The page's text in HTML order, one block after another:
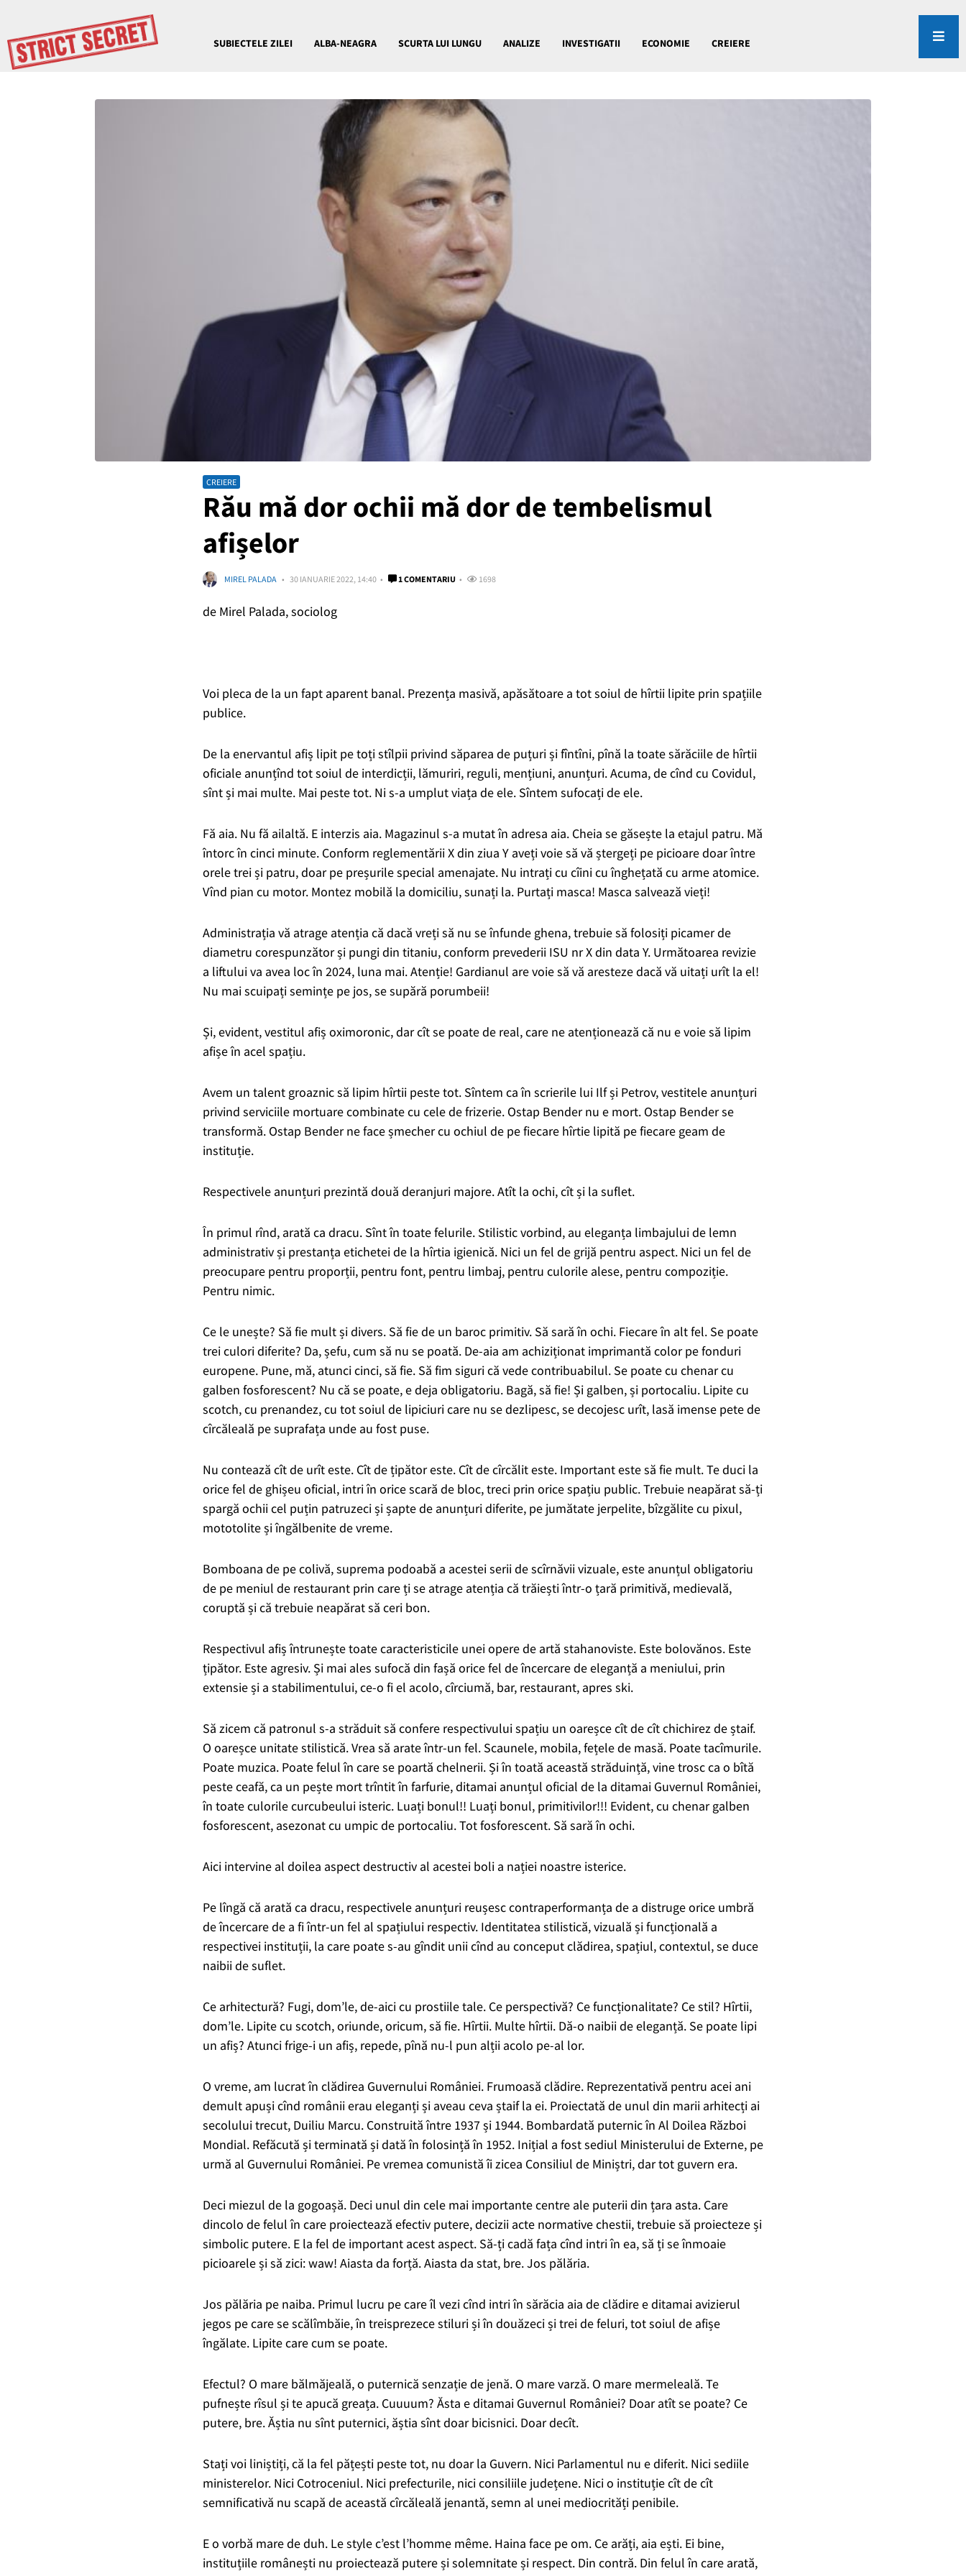
SUBIECTELE ZILEI ALBA-NEAGRA SCURTA LUI LUNGU ANALIZE INVESTIGATII ECONOMIE CREIERE
CREIERE
Rău mă dor ochii mă dor de tembelismul
afișelor
MIREL PALADA 30 IANUARIE 2022, 14:40 1 COMENTARIU 1698
de Mirel Palada, sociolog
Voi pleca de la un fapt aparent banal. Prezența masivă, apăsătoare a tot soiul de hîrtii lipite prin spațiile
publice.
De la enervantul afiș lipit pe toți stîlpii privind săparea de puțurișifîntîni, pînă la toate sărăciile de hîrtii
oficiale anunțînd tot soiul de interdicții, lămuriri, reguli, mențiuni, anunțuri. Acuma, de cînd cu Covidul,
sînt și mai multe. Mai peste tot. Ni s-a umplut viața de ele. Sîntem sufocați de ele.
Fă aia. Nu fă ailaltă. E interzis aia. Magazinul s-a mutat în adresa aia. Cheia se găsește la etajul patru. Mă
întorc în cinci minute. Conform reglementării X din ziua Y aveți voie să vă ștergeți pe picioare doar între
orele trei și patru, doar pe preșurile special amenajate. Nu intrați cu cîini cu înghețată cu arme atomice.
Vînd pian cu motor. Montez mobilă la domiciliu, sunați la. Purtați masca! Masca salvează vieți!
Administrația vă atrage atenția că dacă vreți să nu se înfunde ghena, trebuie să folosiți picamer de
diametru corespunzătorși pungi din titaniu, conform prevederii ISU nr X din data Y. Următoarea revizie
a liftului va avea loc în 2024, luna mai.Atenție! Gardianul are voie să vă aresteze dacă vă uitați urît la el!
Nu mai scuipați semințe pe jos, se supără porumbeii!
Și, evident, vestitul afiș oximoronic, dar cît se poate de real, care ne atenționează că nu e voie să lipim
afișe în acel spațiu.
Avem un talent groaznic să lipim hîrtii peste tot. Sîntem caîn scrierile lui Ilf și Petrov,vestitele anunțuri
privind serviciile mortuare combinate cu cele de frizerie. Ostap Bender nu e mort. Ostap Bender se
transformă. Ostap Bender ne faceșmechercu ochiul de pe fiecare hîrtie lipită pe fiecare geam de
instituție.
Respectivele anunțuri prezintă două deranjuri majore. Atît la ochi, cît și la suflet.
În primul rînd, arată ca dracu. Sînt în toate felurile. Stilistic vorbind, au eleganța limbajului de lemn
administrativ și prestanța etichetei de la hîrtia igienică. Nici un fel de grijă pentru aspect. Nici un fel de
preocupare pentru proporții, pentru font, pentru limbaj, pentru culorile alese, pentru compoziție.
Pentru nimic.
Ce le unește? Să fie mult și divers. Să fie de un baroc primitiv. Să sară în ochi. Fiecare în alt fel. Se poate
trei culori diferite? Da, șefu, cum să nu se poată. De-aia am achiziționat imprimantă color pe fonduri
europene. Pune, mă, atunci cinci, să fie. Să fim siguri că vede contribuabilul. Se poate cu chenar cu
galben fosforescent? Nu că se poate, e deja obligatoriu. Bagă, să fie! Și galben, și portocaliu. Lipite cu
scotch, cu prenandez, cu tot soiul de lipiciuri care nu se dezlipesc, se decojesc urît, lasă imense pete de
cîrcăleală pe suprafața unde au fost puse.
Nu contează cît de urît este. Cît de țipător este. Cît de cîrcălit este. Important este să fie mult. Te duci la
orice fel de ghișeu oficial, intri în orice scară de bloc, treci prin orice spațiu public. Trebuie neapărat să-ți
spargă ochii cel puțin patruzeci și șapte de anunțuri diferite, pe jumătate jerpelite, bîzgălite cu pixul,
mototolite și îngălbenite de vreme.
Bomboana de pe colivă, suprema podoabă a acestei serii de scîrnăvii vizuale, este anunțul obligatoriu
de pe meniul de restaurant prin care ți se atrage atenția că trăiești într-o țară primitivă, medievală,
coruptă și că trebuie neapărat să ceri bon.
Respectivul afiș întrunește toate caracteristicile unei opere de artă stahanoviste. Este bolovănos. Este
țipător. Este agresiv. Și mai ales sufocă din fașă orice fel de încercare de eleganță a meniului, prin
extensieși a stabilimentului,ce-o fi el acolo,cîrciumă, bar, restaurant, apres ski.
Să zicem că patronul s-a străduit să confere respectivului spațiu un oareșce cît de cît chichirez de ștaif.
O oareșce unitate stilistică.Vrea să arate într-un fel. Scaunele, mobila, fețele de masă. Poate tacîmurile.
Poate muzica. Poate felul în care se poartă chelnerii. Și în toată această străduință, vine trosc ca o bîtă
peste ceafă, ca un pește mort trîntit în farfurie, ditamai anunțul oficial de la ditamai Guvernul României,
în toate culorile curcubeului isteric. Luați bonul!! Luați bonul, primitivilor!!! Evident, cu chenar galben
fosforescent, asezonat cu umpic de portocaliu. Tot fosforescent. Să sară în ochi.
Aici intervine al doilea aspect destructiv al acestei boli a nației noastre isterice.
Pe lîngă că arată ca dracu, respectivele anunțuri reușesc contraperformanța de a distruge orice umbră
de încercare de a fiîntr-un fel al spațiului respectiv. Identitatea stilistică, vizuală și funcțională a
respectivei instituții, la care poate s-au gîndit unii cînd au conceput clădirea,spațiul, contextul,se duce
naibii de suflet.
Ce arhitectură? Fugi, dom’le, de-aici cu prostiile tale. Ce perspectivă? Ce funcționalitate? Ce stil? Hîrtii,
dom’le. Lipite cu scotch, oriunde, oricum, să fie. Hîrtii. Multe hîrtii. Dă-o naibii de eleganță. Se poate lipi
un afiș? Atunci frige-i un afiș, repede, pînă nu-l pun alții acolo pe-al lor.
O vreme, am lucrat în clădirea Guvernului României. Frumoasă clădire. Reprezentativă pentru acei ani
demult apușicînd românii erau eleganți și aveau ceva ștaif la ei. Proiectată de unul din marii arhitecți ai
secolului trecut, Duiliu Marcu. Construită între 1937 și 1944. Bombardată puternic în Al Doilea Război
Mondial. Refăcută și terminată și dată în folosință în 1952. Inițial a fost sediul Ministerului de Externe, pe
urmă al Guvernului României. Pe vremea comunistă îi zicea Consiliul de Miniștri, dar tot guvern era.
Deci miezul de la gogoașă. Deci unul din cele mai importante centre ale puterii din țara asta. Care
dincolo de felul în care proiectează efectiv putere,decizii acte normative chestii,trebuie să proiecteze și
simbolic putere. E la fel de important acest aspect. Să-ți cadă fața cînd intri în ea, să ți se înmoaie
picioarele și să zici: waw! Aiasta da forță. Aiasta da stat, bre. Jos pălăria.
Jos pălăria pe naiba. Primul lucru pe care îl vezi cînd intri în sărăcia aia de clădire e ditamai avizierul
jegos pe care se scălîmbăie, în treisprezece stiluri și în douăzeci și trei de feluri, tot soiul de afișe
îngălate. Lipite care cum se poate.
Efectul? O mare bălmăjeală, o puternică senzație de jenă. O mare varză. O mare mermeleală.Te
pufnește rîsul și te apucă greața. Cuuuum? Ăsta e ditamai Guvernul României? Doar atît se poate? Ce
putere, bre. Ăștia nu sînt puternici, ăștia sînt doar bicisnici. Doar decît.
Stați voi liniștiți, că la fel pățești peste tot, nu doar la Guvern. Nici Parlamentul nu e diferit. Nici sediile
ministerelor. Nici Cotroceniul. Nici prefecturile, nici consiliile județene. Nici o instituție cît de cît
semnificativă nu scapă de această cîrcăleală jenantă, semn al unei mediocrități penibile.
E o vorbă mare de duh. Le style c’est l’homme même. Haina face pe om. Ce arăți, aia ești. Ei bine,
instituțiile românești nu proiectează putere și solemnitate și respect. Din contră. Din felul în care arată,